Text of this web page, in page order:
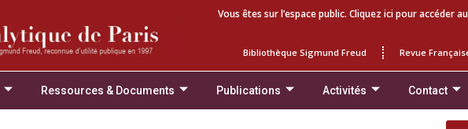
Vous êtes sur l’espace public. Cliquez ici pour accéder
Bibliothèque Sigmund Freud Revue
Ressources & Documents Publications Activités Contact